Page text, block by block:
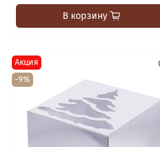
В корзину
Акция
-9%